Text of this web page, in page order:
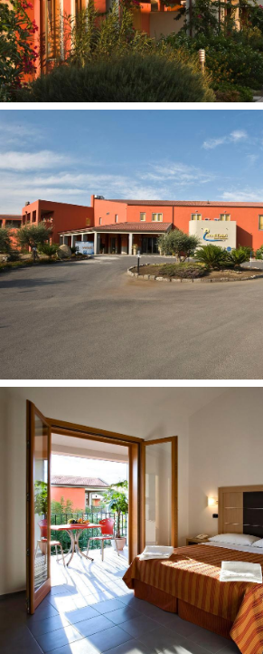
paplūdimio rankšluosčiai: už užstatą
papildomą mokestį DBL Classic tipo
Deluxe tipo numeriams rankšluosčiai
ketimas nemokamai)